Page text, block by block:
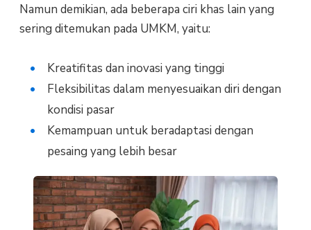
Namun demikian, ada beberapa ciri khas lain yang
sering ditemukan pada UMKM, yaitu:
Kreatifitas dan inovasi yang tinggi
Fleksibilitas dalam menyesuaikan diri dengan
kondisi pasar
Kemampuan untuk beradaptasi dengan
pesaing yang lebih besar